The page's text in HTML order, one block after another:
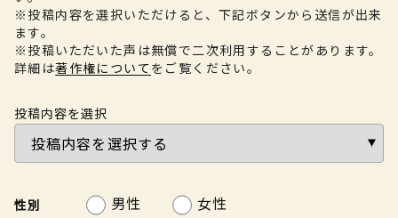
※投稿内容を選択いただけると、下記ボタンから送信が出来
ます。
※投稿いただいた声は無償で二次利用することがあります。
詳細は著作権について をご覧ください。
投稿内容を選択
性別 男性 女性